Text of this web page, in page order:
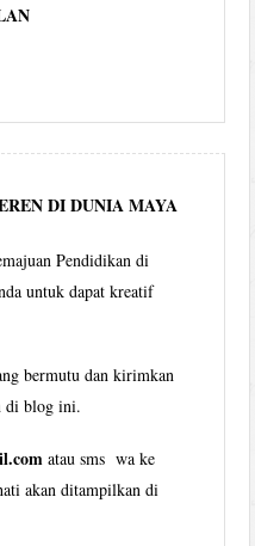
DI DUNIA MAYA
Pendidikan di
untuk dapat kreatif
bermutu dan kirimkan
di blog ini.
atau sms wa ke
akan ditampilkan di